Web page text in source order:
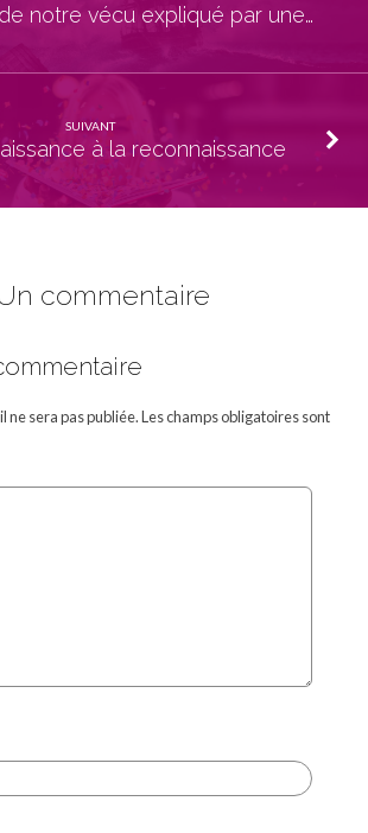
notre vécu expliqué par une…
SUIVANT
à la reconnaissance
commentaire
ne sera pas publiée.Les champs obligatoires sont